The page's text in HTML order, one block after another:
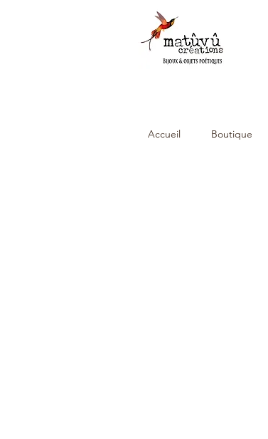
Accueil Boutique